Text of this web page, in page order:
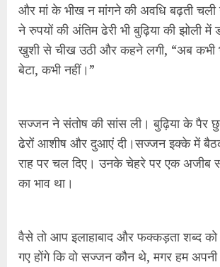
और मां के भीख न मांगने की अवधि बढ़ती
ने रुपयों की अंतिम ढेरी भी बुढ़िया की झोली में
खुशी से चीख उठी और कहने लगी, “अब कभी
बेटा, कभी नहीं।”
सज्जन ने संतोष की सांस ली। बुढ़िया के पैर
ढेरों आशीष और दुआएं दी।सज्जन इक्के में
राह पर चल दिए। उनके चेहरे पर एक अजीब
का भाव था।
वैसे तो आप इलाहाबाद और फक्कड़ता शब्द
गए होंगे कि वो सज्जन कौन थे, मगर हम अपनी